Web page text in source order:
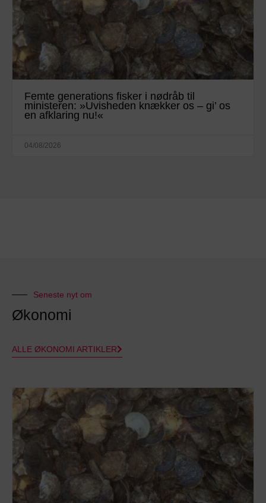
Femte generations fisker i nødråb til
ministeren: »Uvisheden knækker os – gi’ os
en afklaring nu!«
04/08/2026
Seneste nyt om
Økonomi
ALLE ØKONOMI ARTIKLER